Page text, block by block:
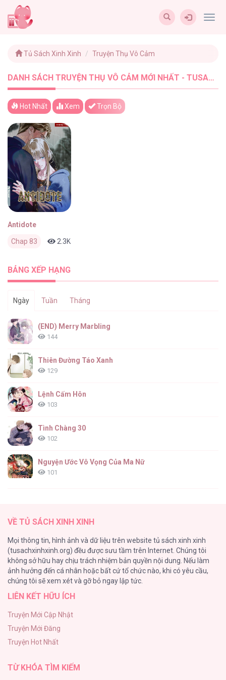
Tủ Sách Xinh Xinh Truyện Thụ Vô Cảm
DANH SÁCH TRUYỆN THỤ VÔ CẢM MỚI NHẤT - TUSACHXINHXINH (1)
Hot Nhất Xem Trọn Bộ
Antidote
Chap 83 2.3K
BẢNG XẾP HẠNG
Ngày Tuần Tháng
(END) Merry Marbling
144
Thiên Đường Táo Xanh
129
Lệnh Cấm Hôn
103
Tình Chàng 30
102
Nguyện Ước Vô Vọng Của Ma Nữ
101
95
Búp Măng Hư Và Đối Tác Hoàn Hảo
86
A Nào, Ngậm Thìa Vàng Nhé?
Liveta
72
VỀ TỦ SÁCH XINH XINH
Mọi thông tin, hình ảnh và dữ liệu trên website tủ sách xinh xinh
(tusachxinhxinh.org) đều được sưu tầm trên Internet. Chúng tôi
không sở hữu hay chịu trách nhiệm bản quyền nội dung. Nếu làm
ảnh hưởng đến cá nhân hoặc bất cứ tổ chức nào, khi có yêu cầu,
chúng tôi sẽ xem xét và gỡ bỏ ngay lập tức.
LIÊN KẾT HỮU ÍCH
Truyện Mới Cập Nhật
Truyện Mới Đăng
Truyện Hot Nhất
TỪ KHÓA TÌM KIẾM